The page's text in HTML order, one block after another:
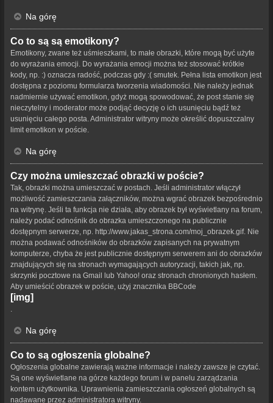
Na górę
Co to są są emotikony?
Emotikony, zwane też uśmieszkami, to małe obrazki, które mogą być użyte
do wyrażania emocji. Do wyrażania emocji można też stosować krótkie
kody, np. :) oznacza radość, podczas gdy :( smutek. Pełna lista emotikon jest
dostępna z poziomu formularza tworzenia wiadomości. Nie należy jednak
nadmiernie używać emotikon, gdyż mogą spowodować, że post stanie się
nieczytelny i moderator może podjąć decyzję o ich usunięciu bądź też
usunięciu całego posta. Administrator witryny może określić dopuszczalny
limit emotikon w poście.
Na górę
Czy można umieszczać obrazki w poście?
Tak, obrazki można umieszczać w postach. Jeśli administrator włączył
możliwość zamieszczania załączników, można wgrać obrazek bezpośrednio
na witrynę. Jeśli ta funkcja nie działa, aby obrazek był wyświetlany na forum,
należy podać odnośnik do obrazka umieszczonego na publicznie
dostępnym serwerze, np. http://www.jakas_strona.com/moj_obrazek.gif. Nie
można podawać odnośników do obrazków zapisanych na prywatnym
komputerze, chyba że jest publicznie dostępnym serwerem ani do obrazków
znajdujących się na stronach wymagających autoryzacji, takich jak, np.
skrzynki pocztowe na Gmail lub Yahoo! oraz stronach chronionych hasłem.
Aby umieścić obrazek w poście, użyj znacznika BBCode
[img]
Na górę
Co to są ogłoszenia globalne?
Ogłoszenia globalne zawierają ważne informacje i należy zawsze je czytać.
Są one wyświetlane na górze każdego forum i w panelu zarządzania
kontem użytkownika. Uprawnienia zamieszczania ogłoszeń globalnych są
nadawane przez administratora witryny.